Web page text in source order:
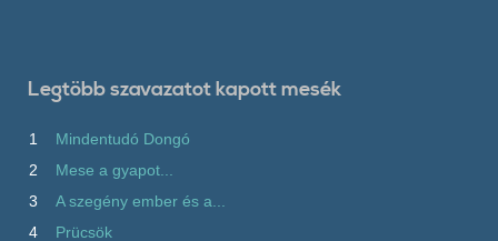
Legtöbb szavazatot kapott mesék
1
Mindentudó Dongó
2
Mese a gyapot...
3
A szegény ember és a...
4
Prücsök